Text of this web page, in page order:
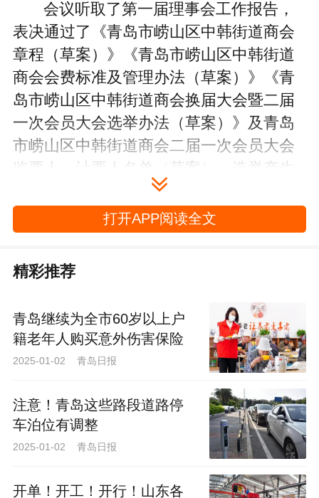
会议听取了第一届理事会工作报告，
表决通过了《青岛市崂山区中韩街道商会
章程（草案）》《青岛市崂山区中韩街道
商会会费标准及管理办法（草案）》《青
岛市崂山区中韩街道商会换届大会暨二届
一次会员大会选举办法（草案）》及青岛
市崂山区中韩街道商会二届一次会员大会
监票人、计票人名单（草案），选举产生
了新一届理事会会长、副会长及理事、监
事成员。
在随后召开的庆典活动中，商会第二
届理事会会长张卫华向第一届理事会会长
打开APP阅读全文
精彩推荐
青岛继续为全市60岁以上户
籍老年人购买意外伤害保险
2025-01-02 青岛日报
注意！青岛这些路段道路停
车泊位有调整
2025-01-02 青岛日报
开单！开工！开行！山东各